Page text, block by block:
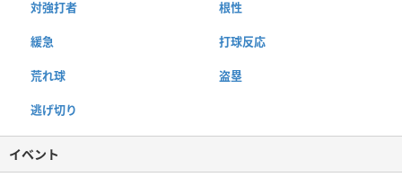
対強打者 根性
緩急 打球反応
荒れ球 盗塁
逃げ切り
イベント